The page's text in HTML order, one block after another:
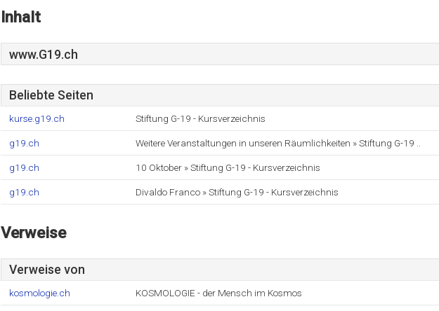
Inhalt
www.G19.ch
Beliebte Seiten
kurse.g19.ch Stiftung G-19 - Kursverzeichnis
g19.ch Weitere Veranstaltungen in unseren Räumlichkeiten » Stiftung G-19 ..
g19.ch 10 Oktober » Stiftung G-19 - Kursverzeichnis
g19.ch Divaldo Franco » Stiftung G-19 - Kursverzeichnis
Verweise
Verweise von
kosmologie.ch KOSMOLOGIE - der Mensch im Kosmos